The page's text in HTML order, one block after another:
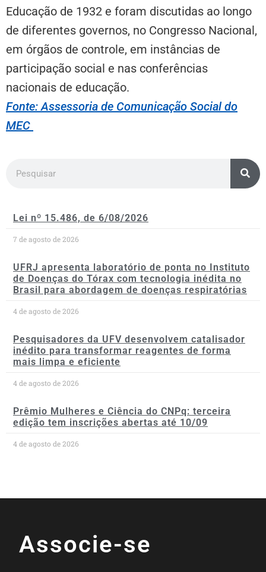
Educação de 1932 e foram discutidas ao longo
de diferentes governos, no Congresso Nacional,
em órgãos de controle, em instâncias de
participação social e nas conferências
nacionais de educação.
Fonte: Assessoria de Comunicação Social do
MEC
Lei nº 15.486, de 6/08/2026
7 de agosto de 2026
UFRJ apresenta laboratório de ponta no Instituto
de Doenças do Tórax com tecnologia inédita no
Brasil para abordagem de doenças respiratórias
4 de agosto de 2026
Pesquisadores da UFV desenvolvem catalisador
inédito para transformar reagentes de forma
mais limpa e eficiente
4 de agosto de 2026
Prêmio Mulheres e Ciência do CNPq: terceira
edição tem inscrições abertas até 10/09
4 de agosto de 2026
Associe-se